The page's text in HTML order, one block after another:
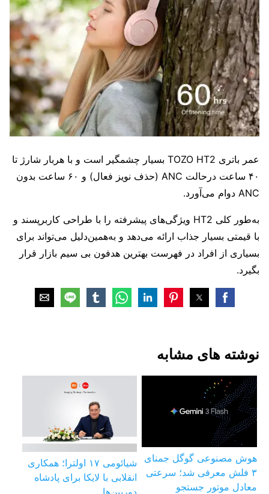
عمر باتری TOZO HT2 بسیار چشمگیر است و با هربار شارژ تا
۴۰ ساعت درحالت ANC (حذف نویز فعال) و ۶۰ ساعت بدون
ANC دوام می‌آورد.
به‌طور کلی HT2 ویژگی‌های پیشرفته را با طراحی کاربرپسند و
با قیمتی بسیار جذاب ارائه می‌دهد و به‌همین‌دلیل می‌تواند برای
بسیاری از افراد در فهرست بهترین هدفون بی‌ سیم بازار قرار
بگیرد.
نوشته های مشابه
هوش مصنوعی گوگل جمنای
۳ فلش معرفی شد؛ سرعتی
معادل موتور جستجو
شیائومی ۱۷ اولترا؛ همکاری
انقلابی با لایکا برای پادشاه